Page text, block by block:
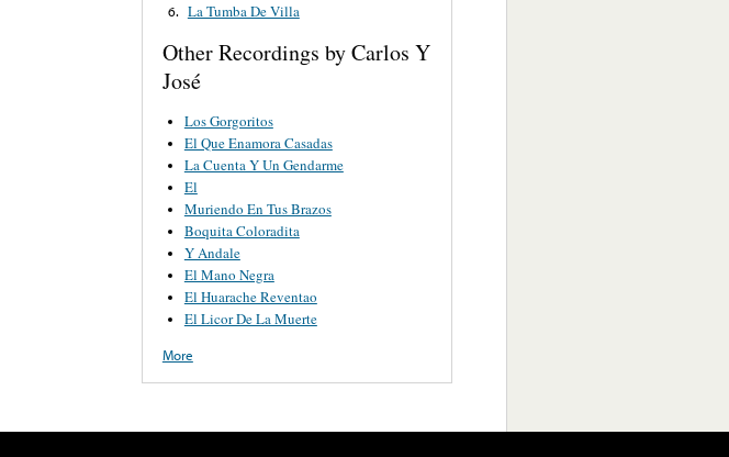
6. La Tumba De Villa
Other Recordings by Carlos Y
José
Los Gorgoritos
El Que Enamora Casadas
La Cuenta Y Un Gendarme
El
Muriendo En Tus Brazos
Boquita Coloradita
Y Andale
El Mano Negra
El Huarache Reventao
El Licor De La Muerte
More